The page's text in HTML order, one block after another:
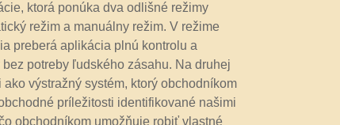
ktorá ponúka dva odlišné režimy
režim a manuálny režim. V režime
preberá aplikácia plnú kontrolu a
potreby ľudského zásahu. Na druhej
výstražný systém, ktorý obchodníkom
príležitosti identifikované našimi
obchodníkom umožňuje robiť vlastné